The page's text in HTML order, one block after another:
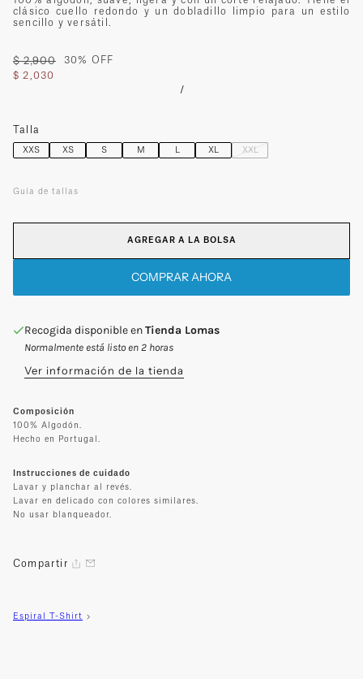
clásico cuello redondo y un dobladillo limpio para un estilo
sencillo y versátil.
$ 2,900
30% OFF
$ 2,030
/
Talla
XXS XS S M XL XXL
Guía de tallas
AGREGAR A LA BOLSA
COMPRAR AHORA
Recogida disponible enTienda Lomas
Normalmente está listo en 2 horas
Ver información de la tienda
Composición
100% Algodón.
Hecho en Portugal.
Instrucciones de cuidado
Lavar y planchar al revés.
Lavar en delicado con colores similares.
No usar blanqueador.
Compartir
Espiral T-Shirt